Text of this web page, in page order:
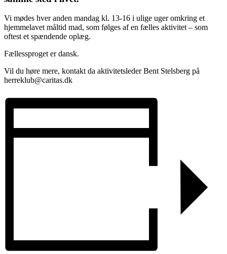
Vi mødes hver anden mandag kl. 13-16 i ulige uger omkring et
hjemmelavet måltid mad, som følges af en fælles aktivitet – som
oftest et spændende oplæg.
Fællessproget er dansk.
Vil du høre mere, kontakt da aktivitetsleder Bent Stelsberg på
herreklub@caritas.dk